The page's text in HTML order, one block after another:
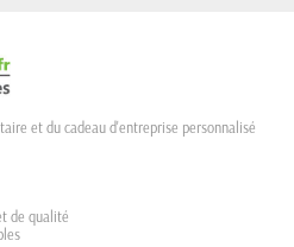
et du cadeau d'entreprise personnalisé
de qualité